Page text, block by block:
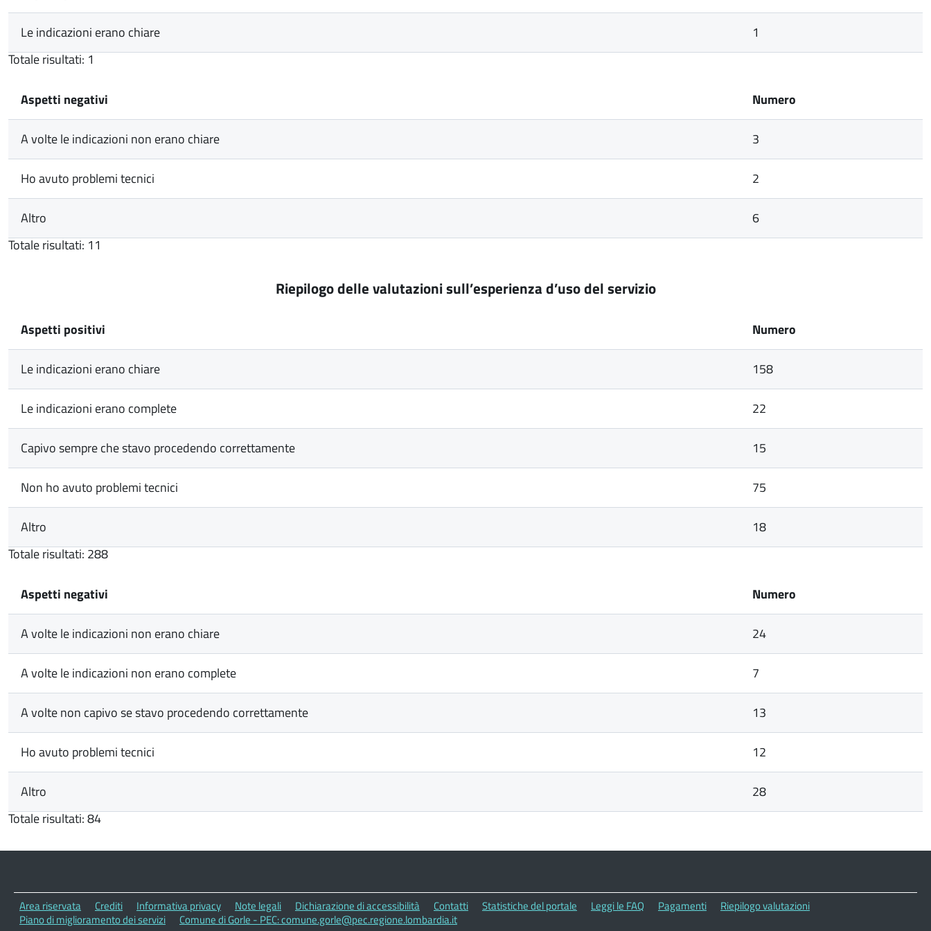
Le indicazioni erano chiare
1
Totale risultati: 1
Aspetti negativi Numero
A volte le indicazioni non erano chiare 3
Ho avuto problemi tecnici 2
Altro
6
Totale risultati: 11
Riepilogo delle valutazioni sull’esperienza d’uso del servizio
Aspetti positivi Numero
Le indicazioni erano chiare 158
Le indicazioni erano complete 22
Capivo sempre che stavo procedendo correttamente 15
Non ho avuto problemi tecnici 75
Altro
18
Totale risultati: 288
Aspetti negativi Numero
A volte le indicazioni non erano chiare 24
A volte le indicazioni non erano complete 7
A volte non capivo se stavo procedendo correttamente 13
Ho avuto problemi tecnici 12
Altro
28
Totale risultati: 84
Area riservata Crediti Informativa privacy Note legali Dichiarazione di accessibilità Contatti Statistiche del portale Leggi le FAQ Pagamenti
Riepilogo valutazioni
Piano di miglioramento dei servizi
Comune di Gorle - PEC: comune.gorle@pec.regione.lombardia.it